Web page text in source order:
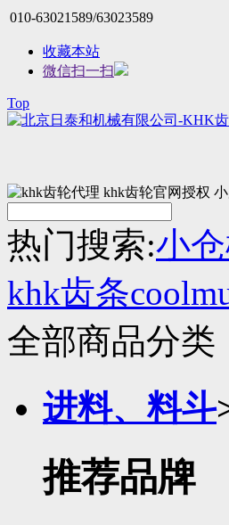
010-63021589/63023589
收藏本站
微信扫一扫
Top
热门搜索:小仓
khk齿条
全部商品分类
进料、料斗
推荐品牌